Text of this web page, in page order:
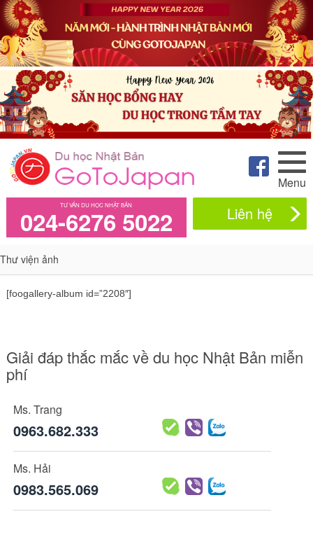
Menu
TƯ VẤN DU HỌC NHẬT BẢN
024-6276 5022 Liên hệ
Thư viện ảnh
[foogallery-album id=”2208″]
Giải đáp thắc mắc về du học Nhật Bản miễn
phí
Ms. Trang
0963.682.333
Ms. Hải
0983.565.069